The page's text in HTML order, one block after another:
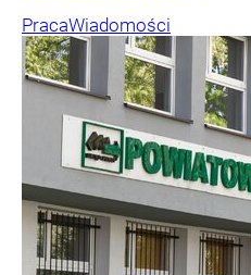
PracaWiadomości